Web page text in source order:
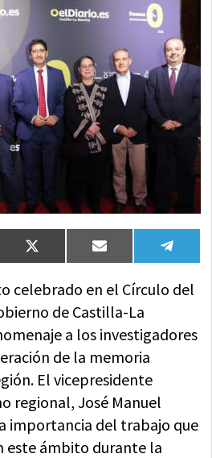
Compartir
en
X
(Twitter)
Compartir
en
Email
en
celebrado en el Círculo del
de Castilla-La
a los investigadores
de la memoria
El vicepresidente
regional, José Manuel
importancia del trabajo que
este ámbito durante la